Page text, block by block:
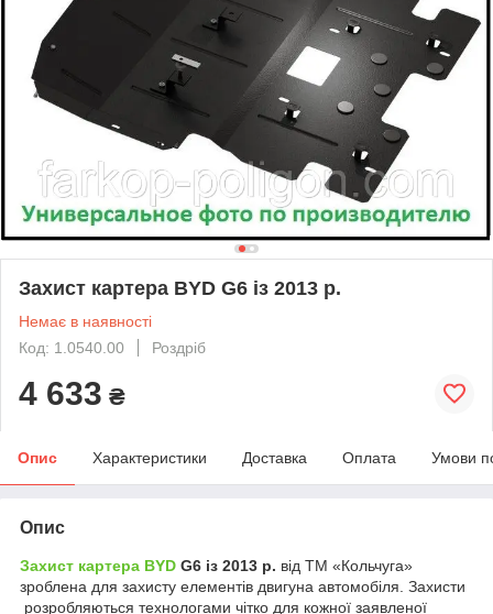
Захист картера BYD G6 із 2013 р.
Немає в наявності
Код: 1.0540.00
Роздріб
4 633 ₴
Опис Характеристики Доставка Оплата Умови
Опис
Захист картера BYD G6 із 2013 р. від ТМ «Кольчуга»
зроблена для захисту елементів двигуна автомобіля. Захисти
розробляються технологами чітко для кожної заявленої